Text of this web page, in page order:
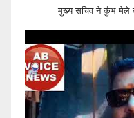
मुख्य सचिव ने कुंभ मेले